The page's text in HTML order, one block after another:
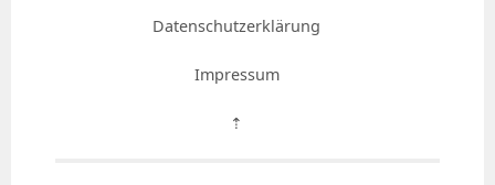
Datenschutzerklärung
Impressum
⇡